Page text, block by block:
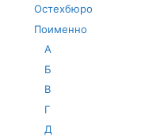
Остехбюро
Поименно
А
Б
В
Г
Д